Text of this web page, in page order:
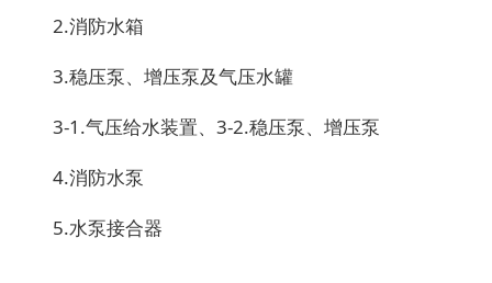
2.消防水箱
3.稳压泵、增压泵及气压水罐
3-1.气压给水装置、3-2.稳压泵、增压泵
4.消防水泵
5.水泵接合器